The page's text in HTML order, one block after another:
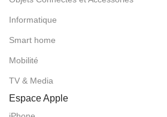
Informatique
Smart home
Mobilité
TV & Media
Espace Apple